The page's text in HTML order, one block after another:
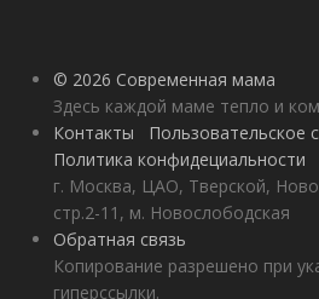
© 2026 Современная мама
Здесь каждой маме тепло и
Контакты
Пользовательское
Политика конфидециальности
г. Москва, ЦАО, Тверской,
стр.2-11, м. Новослободская
Обратная связь
Копирование разрешено при
гиперссылки.